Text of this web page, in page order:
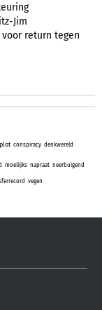
Jim
return tegen
conspiracy denkwereld
moeilijks napraat neerbuigend
vegen